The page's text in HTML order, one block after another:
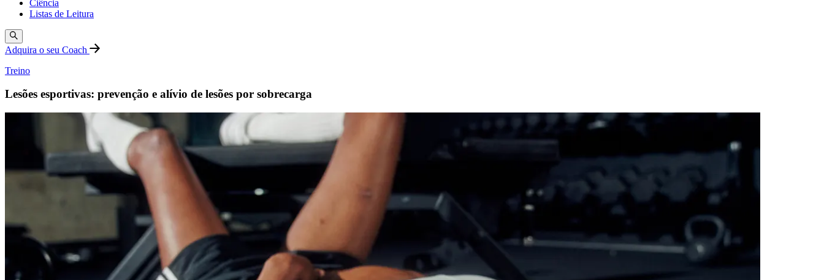
Ciência
Listas de Leitura
Adquira o seu Coach
Treino
Lesões esportivas: prevenção e alívio de lesões por sobrecarga